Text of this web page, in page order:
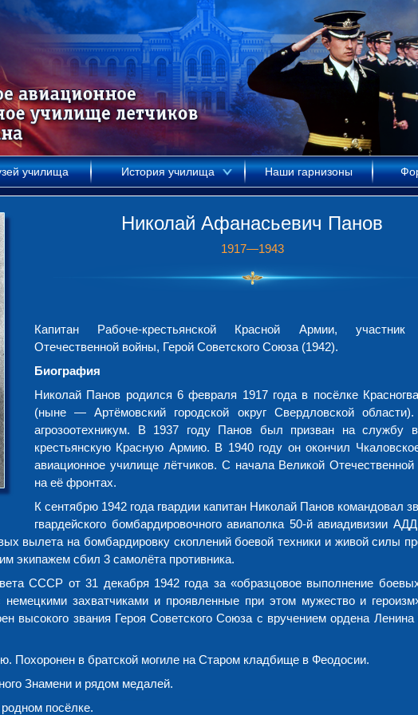
училища История училища Наши гарнизоны
Николай Афанасьевич Панов
1917—1943
Капитан Рабоче-крестьянской Красной Армии, участник
Отечественной войны, Герой Советского Союза (1942).
Биография
Николай Панов родился 6 февраля 1917 года в посёлке
(ныне — Артёмовский городской округ Свердловской
агрозоотехникум. В 1937 году Панов был призван на службу
крестьянскую Красную Армию. В 1940 году он окончил
авиационное училище лётчиков. С начала Великой
на её фронтах.
К сентябрю 1942 года гвардии капитан Николай Панов командовал
гвардейского бомбардировочного авиаполка 50-й авиадивизии
вылета на бомбардировку скоплений боевой техники и живой силы
экипажем сбил 3 самолёта противника.
СССР от 31 декабря 1942 года за «образцовое выполнение
захватчиками и проявленные при этом мужество и
высокого звания Героя Советского Союза с вручением ордена
Похоронен в братской могиле на Старом кладбище в Феодосии.
Знамени и рядом медалей.
посёлке.